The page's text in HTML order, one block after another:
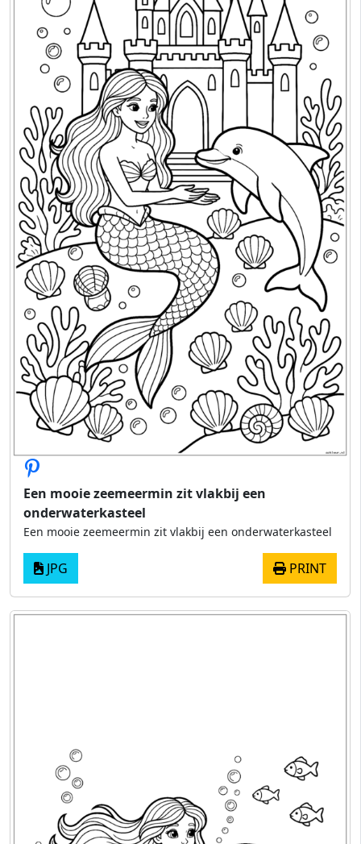
Een mooie zeemeermin zit vlakbij een
onderwaterkasteel
Een mooie zeemeermin zit vlakbij een onderwaterkasteel
JPG PRINT